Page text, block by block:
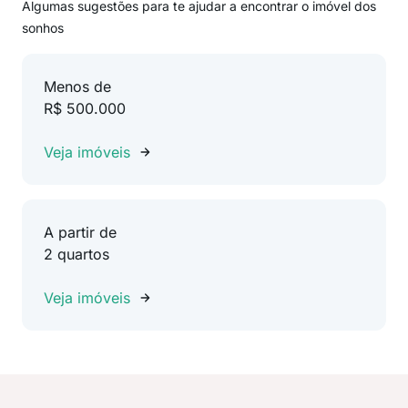
Algumas sugestões para te ajudar a encontrar o imóvel dos
sonhos
Menos de
R$ 500.000
Veja imóveis
A partir de
2 quartos
Veja imóveis